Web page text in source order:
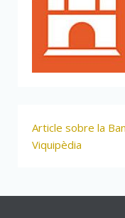
Article sobre la
Viquipèdia